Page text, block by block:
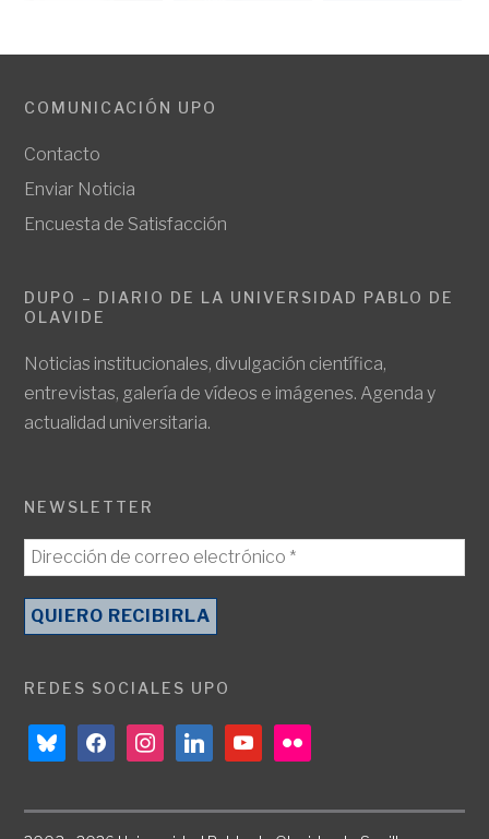
COMUNICACIÓN UPO
Contacto
Enviar Noticia
Encuesta de Satisfacción
DUPO – DIARIO DE LA UNIVERSIDAD PABLO DE
OLAVIDE
Noticias institucionales, divulgación científica,
entrevistas, galería de vídeos e imágenes. Agenda y
actualidad universitaria.
NEWSLETTER
REDES SOCIALES UPO
blueskyfacebookinstagramlinkedinyoutubeflickr